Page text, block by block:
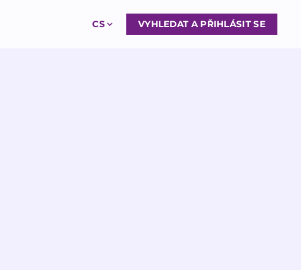
CS VYHLEDAT A PŘIHLÁSIT SE